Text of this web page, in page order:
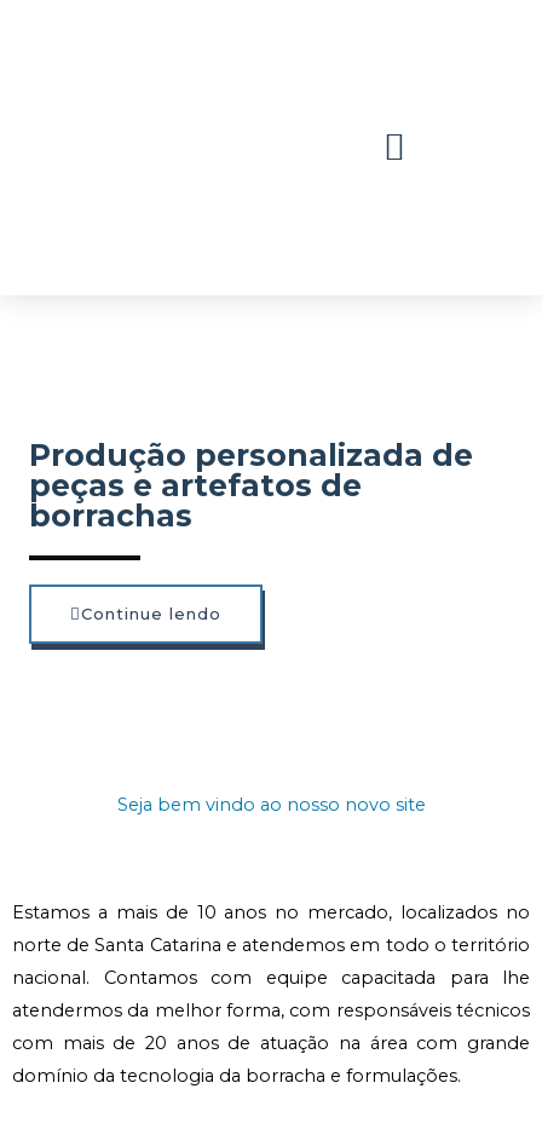
Produção personalizada de
peças e artefatos de
borrachas ​
Continue lendo
Seja bem vindo ao nosso novo site
Estamos a mais de 10 anos no mercado, localizados no
norte de Santa Catarina e atendemos em todo o território
nacional. Contamos com equipe capacitada para lhe
atendermos da melhor forma, com responsáveis técnicos
com mais de 20 anos de atuação na área com grande
domínio da tecnologia da borracha e formulações.